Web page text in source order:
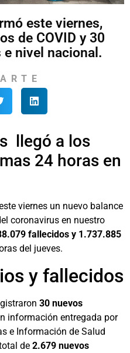
este viernes,
de COVID y 30
nivel nacional.
llegó a los
24 horas en
viernes un nuevo balance
coronavirus en nuestro
fallecidos y 1.737.885
del jueves.
y fallecidos
30 nuevos
información entregada por
e Información de Salud
de 2.679 nuevos